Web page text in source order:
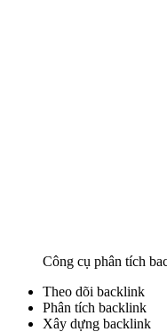
Công cụ phân tích
Theo dõi backlink
Phân tích backlink
Xây dựng backlink